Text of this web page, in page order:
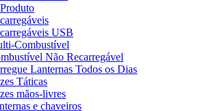
USB
Combustível
Não Recarregável
Lanternas Todos os Dias
Táticas
mãos-livres
e chaveiros